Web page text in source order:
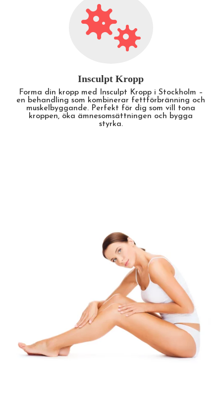

LPG-Behandling
Upplev fördelarna med LPG-behandling i
Stockholm – en skön och effektiv metod som
minskar celluliter, ökar cirkulationen och lindrar
muskelspänningar. Perfekt för både estetiska och
hälsorelaterade resultat.